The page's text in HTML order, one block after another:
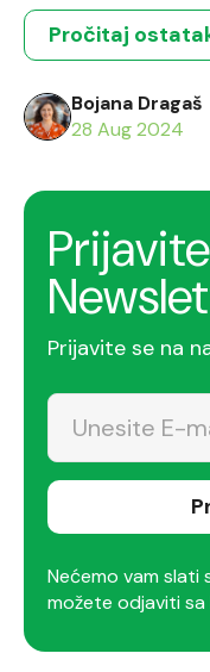
rešenjima koja
produktivnost i
greške. Python,
programskih
automatizaciju
Pročitaj
Bojana Dragaš
28 Aug 2024
Prijavite se na
Nećemo vam slati
možete odjaviti sa